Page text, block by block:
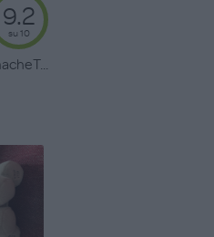
9.2
su 10
...